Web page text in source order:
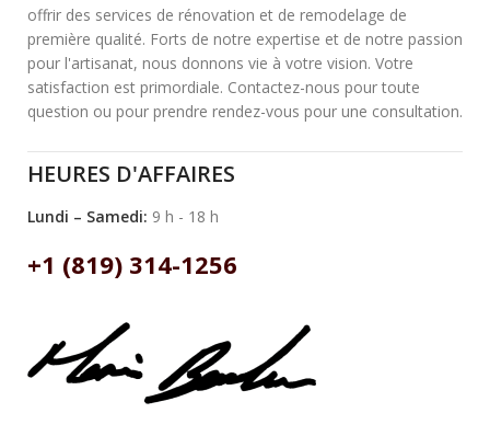
offrir des services de rénovation et de remodelage de
première qualité. Forts de notre expertise et de notre passion
pour l'artisanat, nous donnons vie à votre vision. Votre
satisfaction est primordiale. Contactez-nous pour toute
question ou pour prendre rendez-vous pour une consultation.
HEURES D'AFFAIRES
Lundi – Samedi: 9 h - 18 h
+1 (819) 314-1256